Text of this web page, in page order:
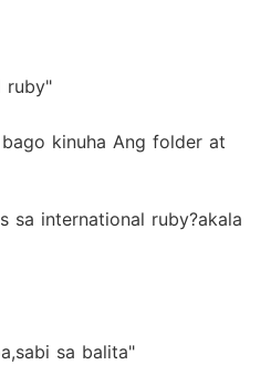
ruby"
kinuha Ang folder at
sa international ruby?akala
sa balita"